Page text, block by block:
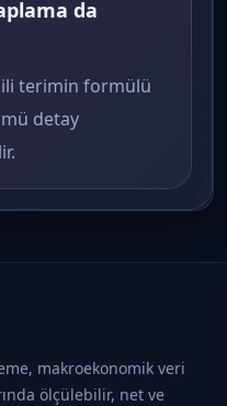
da
terimin formülü
detay
makroekonomik veri
ölçülebilir, net ve